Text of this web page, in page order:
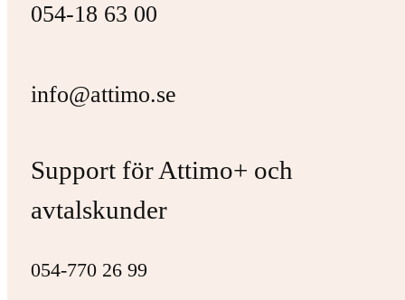
054-18 63 00
info@attimo.se
Support för Attimo+ och
avtalskunder
054-770 26 99